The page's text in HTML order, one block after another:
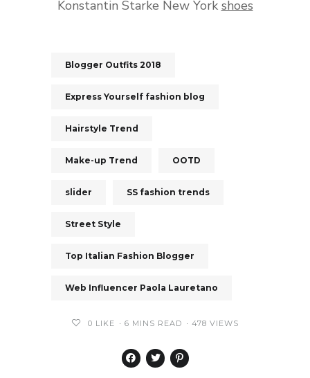
Konstantin Starke New York shoes
Blogger Outfits 2018
Express Yourself fashion blog
Hairstyle Trend
Make-up Trend OOTD
slider SS fashion trends
Street Style
Top Italian Fashion Blogger
Web Influencer Paola Lauretano
0 LIKE 6 MINS READ 478 VIEWS